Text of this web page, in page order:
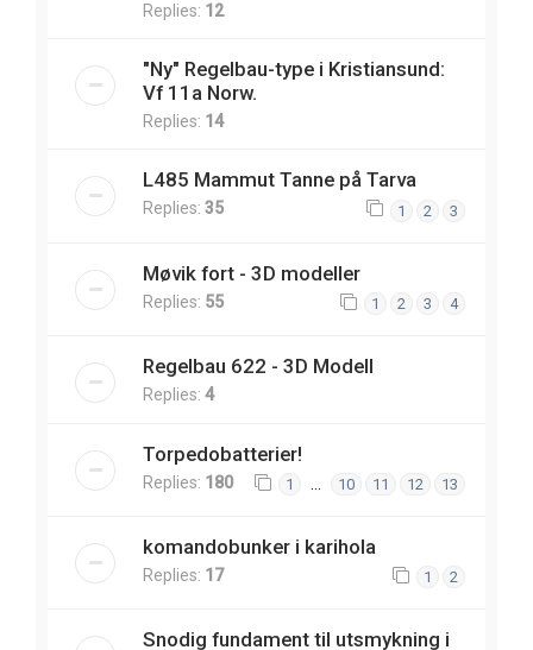
Replies: 12
"Ny" Regelbau-type i Kristiansund:
Vf 11a Norw.
Replies: 14
L485 Mammut Tanne på Tarva
Replies: 35 1 2 3
Møvik fort - 3D modeller
Replies: 55 1 2 3 4
Regelbau 622 - 3D Modell
Replies: 4
Torpedobatterier!
Replies: 180 1 10 11 12 13
komandobunker i karihola
Replies: 17 1 2
Snodig fundament til utsmykning i